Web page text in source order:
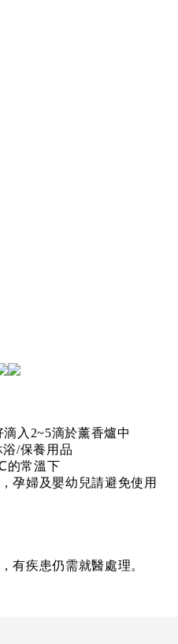
入2~5滴於薰香爐中
/保養用品
的常溫下
孕婦及嬰幼兒請避免使用
有疾患仍需就醫處理。